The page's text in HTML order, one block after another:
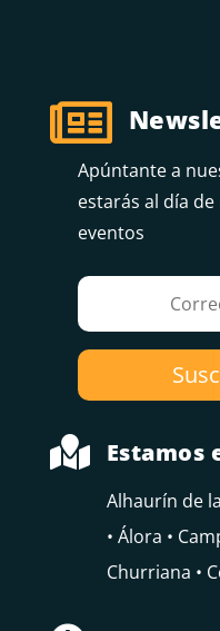

Apúntante a
estarás al día
eventos
 Estamos
Alhaurín de
• Álora •
Churriana •